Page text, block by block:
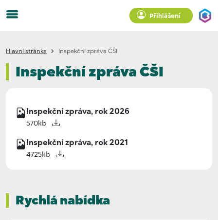
Přihlášení
Hlavní stránka Inspekční zpráva ČŠI
Inspekční zpráva ČŠI
Inspekční zpráva, rok 2026
570kb
Inspekční zpráva, rok 2021
4725kb
Rychlá nabídka